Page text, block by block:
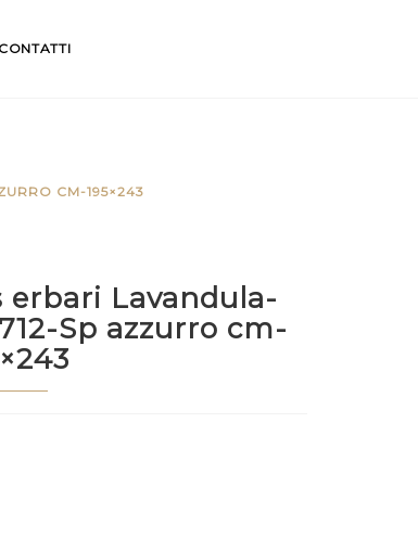
CONTATTI
CM-195×243
Lavandula-
Sp azzurro cm-